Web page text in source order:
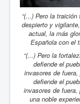
“(...) Pero la
despierto y
actual, la más
Española con el
“(...) Pero la
defiende el
invasores de
defiende el
invasores de fuera,
una noble